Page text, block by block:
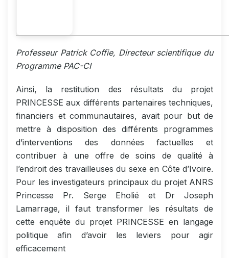
Professeur Patrick Coffie, Directeur scientifique du
Programme PAC-CI
Ainsi, la restitution des résultats du projet
PRINCESSE aux différents partenaires techniques,
financiers et communautaires, avait pour but de
mettre à disposition des différents programmes
d’interventions des données factuelles et
contribuer à une offre de soins de qualité à
l’endroit des travailleuses du sexe en Côte d’Ivoire.
Pour les investigateurs principaux du projet ANRS
Princesse Pr. Serge Eholié et Dr Joseph
Lamarrage, il faut transformer les résultats de
cette enquête du projet PRINCESSE en langage
politique afin d’avoir les leviers pour agir
efficacement